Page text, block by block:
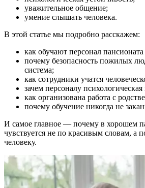
уважительное общение;
умение слышать человека.
В этой статье мы подробно расскажем:
как обучают персонал
почему безопасность пожилых
система;
как сотрудники учатся
зачем персоналу психологическая
как организована работа с
почему обучение никогда не
И самое главное — почему в хорошем
чувствуется не по красивым словам, а
человеку.